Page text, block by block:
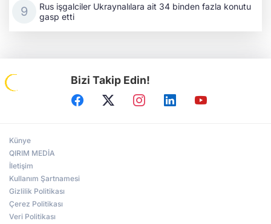
Rus işgalciler Ukraynalılara ait 34 binden fazla konutu
gasp etti
Bizi Takip Edin!
Künye
QIRIM MEDİA
İletişim
Kullanım Şartnamesi
Gizlilik Politikası
Çerez Politikası
Veri Politikası